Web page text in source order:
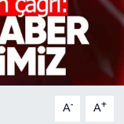
A- A+